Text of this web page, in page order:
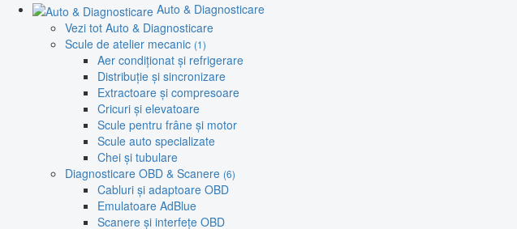
Auto & Diagnosticare
Vezi tot Auto & Diagnosticare
Scule de atelier mecanic (1)
Aer condiționat și refrigerare
Distribuție și sincronizare
Extractoare și compresoare
Cricuri și elevatoare
Scule pentru frâne și motor
Scule auto specializate
Chei și tubulare
Diagnosticare OBD & Scanere (6)
Cabluri și adaptoare OBD
Emulatoare AdBlue
Scanere și interfețe OBD